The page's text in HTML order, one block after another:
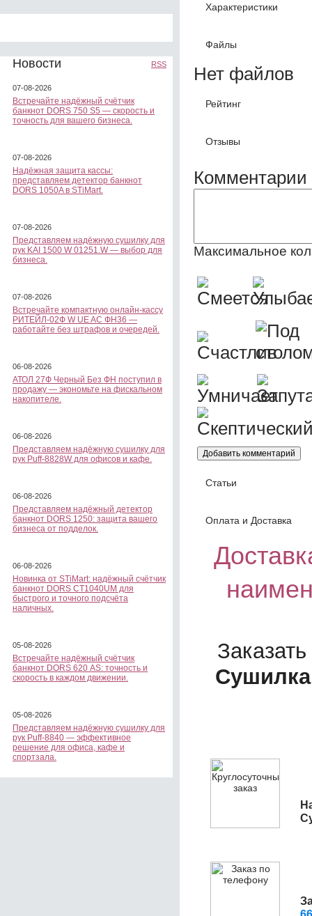
Новости RSS
07-08-2026
Встречайте надёжный счётчик
банкнот DORS 750 S5 — скорость и
точность для вашего бизнеса.
07-08-2026
Надёжная защита кассы:
представляем детектор банкнот
DORS 1050A в STiMart.
07-08-2026
Представляем надёжную сушилку для
рук KAI 1500 W 01251.W — выбор для
бизнеса.
07-08-2026
Встречайте компактную онлайн-кассу
РИТЕЙЛ-02Ф W UE AC ФН36 —
работайте без штрафов и очередей.
06-08-2026
АТОЛ 27Ф Черный Без ФН поступил в
продажу — экономьте на фискальном
накопителе.
06-08-2026
Представляем надёжную сушилку для
рук Puff-8828W для офисов и кафе.
06-08-2026
Представляем надёжный детектор
банкнот DORS 1250: защита вашего
бизнеса от подделок.
06-08-2026
Новинка от STiMart: надёжный счётчик
банкнот DORS CT1040UM для
быстрого и точного подсчёта
наличных.
05-08-2026
Встречайте надёжный счётчик
банкнот DORS 620 АS: точность и
скорость в каждом движении.
05-08-2026
Представляем надёжную сушилку для
рук Puff-8840 — эффективное
решение для офиса, кафе и
спортзала.
Характеристики
Файлы
Нет файлов
Рейтинг
Отзывы
Комментарии
Максимальное
Статьи
Оплата и Доставка
Сушилка